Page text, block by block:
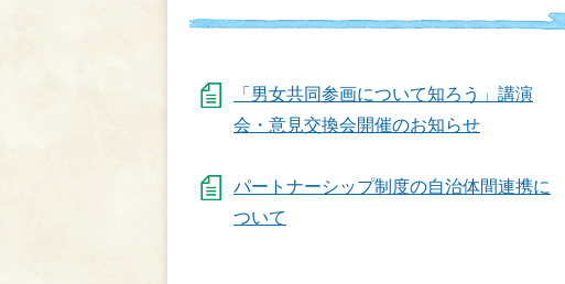
「男女共同参画について知ろう」講演
会・意見交換会開催のお知らせ
パートナーシップ制度の自治体間連携に
ついて